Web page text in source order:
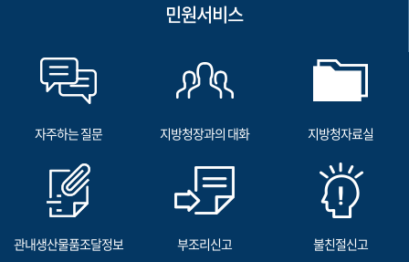
민원서비스
자주하는 질문 지방청장과의 대화 지방청자료실
관내생산물품조달정보 부조리신고 불친절신고